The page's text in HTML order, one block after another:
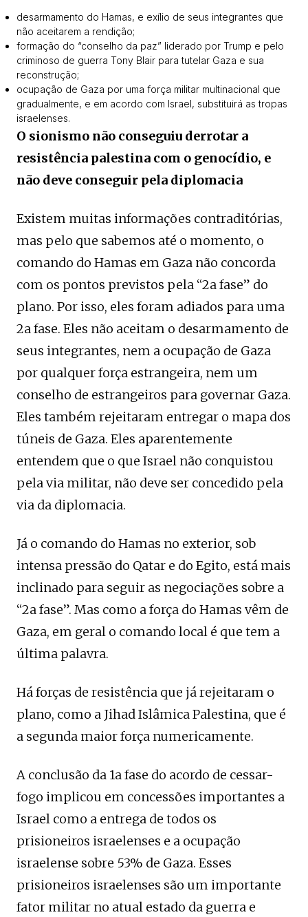
desarmamento do Hamas, e exílio de seus integrantes que
não aceitarem a rendição;
formação do “conselho da paz” liderado por Trump e pelo
criminoso de guerra Tony Blair para tutelar Gaza e sua
reconstrução;
ocupação de Gaza por uma força militar multinacional que
gradualmente, e em acordo com Israel, substituirá as tropas
israelenses.
O sionismo não conseguiu derrotar a
resistência palestina com o genocídio, e
não deve conseguir pela diplomacia
Existem muitas informações contraditórias,
mas pelo que sabemos até o momento, o
comando do Hamas em Gaza não concorda
com os pontos previstos pela “2a fase” do
plano. Por isso, eles foram adiados para uma
2a fase. Eles não aceitam o desarmamento de
seus integrantes, nem a ocupação de Gaza
por qualquer força estrangeira, nem um
conselho de estrangeiros para governar Gaza.
Eles também rejeitaram entregar o mapa dos
túneis de Gaza. Eles aparentemente
entendem que o que Israel não conquistou
pela via militar, não deve ser concedido pela
via da diplomacia.
Já o comando do Hamas no exterior, sob
intensa pressão do Qatar e do Egito, está mais
inclinado para seguir as negociações sobre a
“2a fase”. Mas como a força do Hamas vêm de
Gaza, em geral o comando local é que tem a
última palavra.
Há forças de resistência que já rejeitaram o
plano, como a Jihad Islâmica Palestina, que é
a segunda maior força numericamente.
A conclusão da 1a fase do acordo de cessar-
fogo implicou em concessões importantes a
Israel como a entrega de todos os
prisioneiros israelenses e a ocupação
israelense sobre 53% de Gaza. Esses
prisioneiros israelenses são um importante
fator militar no atual estado da guerra e